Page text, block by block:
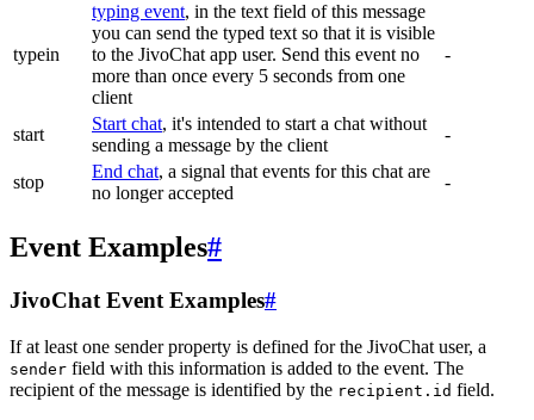
typein
typing event, in the text field of this message
you can send the typed text so that it is visible
to the JivoChat app user. Send this event no
more than once every 5 seconds from one
client
-
start
Start chat, it's intended to start a chat without
sending a message by the client
-
stop
End chat, a signal that events for this chat are
no longer accepted
-
Event Examples#
JivoChat Event Examples#
If at least one sender property is defined for the JivoChat user, a
sender field with this information is added to the event. The
recipient of the message is identified by the recipient.id field.